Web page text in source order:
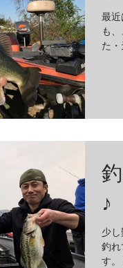
最近
も
た
♪
少
釣れ
す